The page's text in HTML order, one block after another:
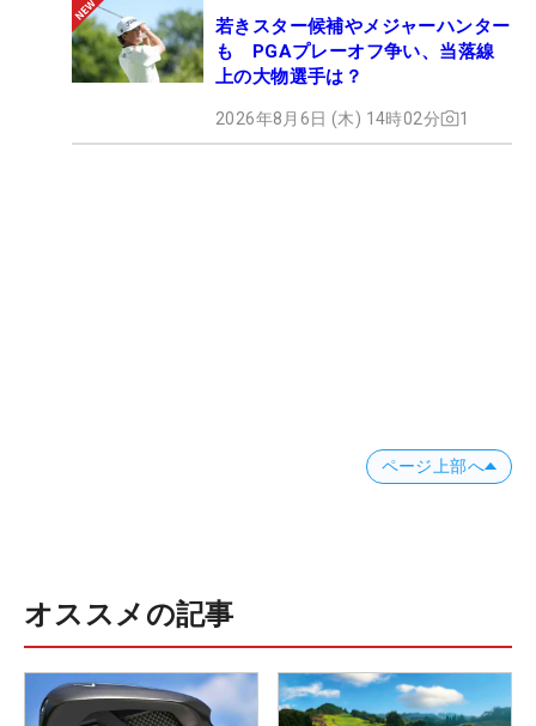
若きスター候補やメジャーハンター
も PGAプレーオフ争い、当落線
上の大物選手は？
2026年8月6日 (木) 14時02分 1
ページ上部へ
オススメの記事